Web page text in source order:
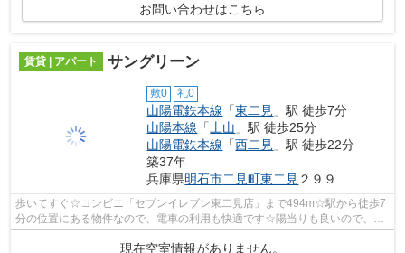
お問い合わせはこちら
賃貸 | アパート サングリーン
敷0 礼0
山陽電鉄本線 「東二見 」駅 徒歩7分
山陽本線 「土山 」駅 徒歩25分
山陽電鉄本線 「西二見 」駅 徒歩22分
築37年
兵庫県明石市二見町東二見 ２９９
歩いてすぐ☆コンビニ「セブンイレブン東二見店」まで494m☆駅から徒歩7
分の位置にある物件なので、電車の利用も快適です☆陽当りも良いので、
現在空室情報がありません。